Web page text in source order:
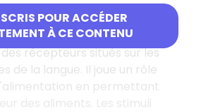
POUR ACCÉDER
À CE CONTENU
qui permet la perception des
introduites dans la
récepteurs situés sur les
de la langue. Il joue un rôle
en permettant